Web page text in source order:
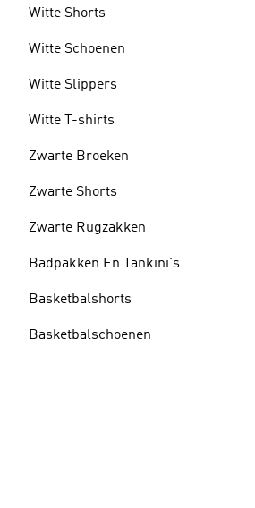
Witte Shorts
Witte Schoenen
Witte Slippers
Witte T-shirts
Zwarte Broeken
Zwarte Shorts
Zwarte Rugzakken
Badpakken En Tankini's
Basketbalshorts
Basketbalschoenen